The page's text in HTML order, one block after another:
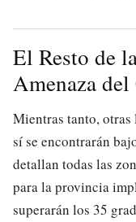
El Resto de
Amenaza
Mientras tanto,
sí se encontrarán
detallan todas las
para la provincia
superarán los 35